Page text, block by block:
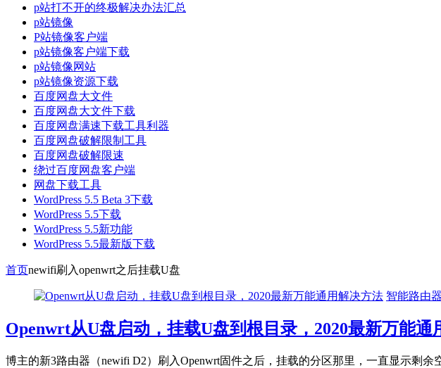
p站打不开的终极解决办法汇总
p站镜像
P站镜像客户端
p站镜像客户端下载
p站镜像网站
p站镜像资源下载
百度网盘大文件
百度网盘大文件下载
百度网盘满速下载工具利器
百度网盘破解限制工具
百度网盘破解限速
绕过百度网盘客户端
网盘下载工具
WordPress 5.5 Beta 3下载
WordPress 5.5下载
WordPress 5.5新功能
WordPress 5.5最新版下载
首页newifi刷入openwrt之后挂载U盘
智能路由
Openwrt从U盘启动，挂载U盘到根目录，2020最新万能通
博主的新3路由器（newifi D2）刷入Openwrt固件之后，挂载的分区那里，一直显示剩